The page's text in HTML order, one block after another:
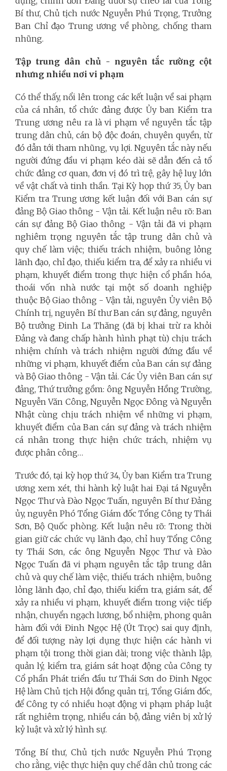
Bí thư, Chủ tịch nước Nguyễn Phú Trọng, Trưởng
Ban Chỉ đạo Trung ương về phòng, chống tham
nhũng.
Tập trung dân chủ - nguyên tắc rường cột
nhưng nhiều nơi vi phạm
Có thể thấy, nổi lên trong các kết luận về sai phạm
của cá nhân, tổ chức đảng được Ủy ban Kiểm tra
Trung ương nêu ra là vi phạm về nguyên tắc tập
trung dân chủ, cán bộ độc đoán, chuyên quyền, từ
đó dẫn tới tham nhũng, vụ lợi. Nguyên tắc này nếu
người đứng đầu vi phạm kéo dài sẽ dẫn đến cả tổ
chức đảng cơ quan, đơn vị đó trì trệ, gây hệ luỵ lớn
về vật chất và tinh thần. Tại Kỳ họp thứ 35, Ủy ban
Kiểm tra Trung ương kết luận đối với Ban cán sự
đảng Bộ Giao thông - Vận tải. Kết luận nêu rõ: Ban
cán sự đảng Bộ Giao thông - Vận tải đã vi phạm
nghiêm trọng nguyên tắc tập trung dân chủ và
quy chế làm việc; thiếu trách nhiệm, buông lỏng
lãnh đạo, chỉ đạo, thiếu kiểm tra, để xảy ra nhiều vi
phạm, khuyết điểm trong thực hiện cổ phần hóa,
thoái vốn nhà nước tại một số doanh nghiệp
thuộc Bộ Giao thông - Vận tải, nguyên Ủy viên Bộ
Chính trị, nguyên Bí thư Ban cán sự đảng, nguyên
Bộ trưởng Đinh La Thăng (đã bị khai trừ ra khỏi
Đảng và đang chấp hành hình phạt tù) chịu trách
nhiệm chính và trách nhiệm người đứng đầu về
những vi phạm, khuyết điểm của Ban cán sự đảng
và Bộ Giao thông - Vận tải. Các Ủy viên Ban cán sự
đảng, Thứ trưởng gồm: ông Nguyễn Hồng Trường,
Nguyễn Văn Công, Nguyễn Ngọc Đông và Nguyễn
Nhật cùng chịu trách nhiệm về những vi phạm,
khuyết điểm của Ban cán sự đảng và trách nhiệm
cá nhân trong thực hiện chức trách, nhiệm vụ
được phân công…
Trước đó, tại kỳ họp thứ 34, Ủy ban Kiểm tra Trung
ương xem xét, thi hành kỷ luật hai Đại tá Nguyễn
Ngọc Thư và Đào Ngọc Tuấn, nguyên Bí thư Đảng
ủy, nguyên Phó Tổng Giám đốc Tổng Công ty Thái
Sơn, Bộ Quốc phòng. Kết luận nêu rõ: Trong thời
gian giữ các chức vụ lãnh đạo, chỉ huy Tổng Công
ty Thái Sơn, các ông Nguyễn Ngọc Thư và Đào
Ngọc Tuấn đã vi phạm nguyên tắc tập trung dân
chủ và quy chế làm việc, thiếu trách nhiệm, buông
lỏng lãnh đạo, chỉ đạo, thiếu kiểm tra, giám sát, để
xảy ra nhiều vi phạm, khuyết điểm trong việc tiếp
nhận, chuyển ngạch lương, bổ nhiệm, phong quân
hàm đối với Đinh Ngọc Hệ (Út Trọc) sai quy định,
để đối tượng này lợi dụng thực hiện các hành vi
phạm tội trong thời gian dài; trong việc thành lập,
quản lý, kiểm tra, giám sát hoạt động của Công ty
Cổ phần Phát triển đầu tư Thái Sơn do Đinh Ngọc
Hệ làm Chủ tịch Hội đồng quản trị, Tổng Giám đốc,
để Công ty có nhiều hoạt động vi phạm pháp luật
rất nghiêm trọng, nhiều cán bộ, đảng viên bị xử lý
kỷ luật và xử lý hình sự.
Tổng Bí thư, Chủ tịch nước Nguyễn Phú Trọng
cho rằng, việc thực hiện quy chế dân chủ trong các